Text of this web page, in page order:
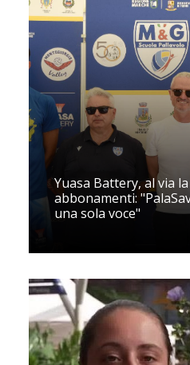
Yuasa Battery, al via
abbonamenti:
una sola voce"